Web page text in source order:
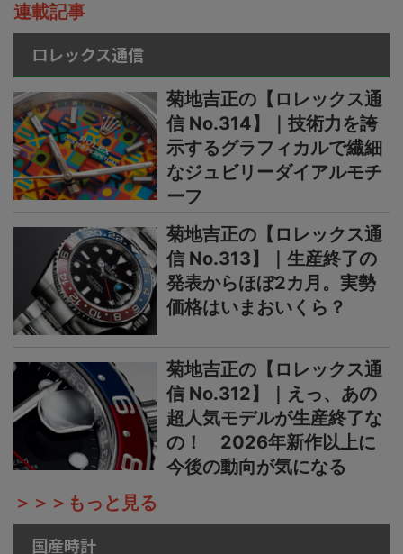
連載記事
ロレックス通信
菊地吉正の【ロレックス通
信 No.314】｜技術力を誇
示するグラフィカルで繊細
なジュビリーダイアルモチ
ーフ
菊地吉正の【ロレックス通
信 No.313】｜生産終了の
発表からほぼ2カ月。実勢
価格はいまおいくら？
菊地吉正の【ロレックス通
信 No.312】｜えっ、あの
超人気モデルが生産終了な
の！ 2026年新作以上に
今後の動向が気になる
＞＞＞もっと見る
国産時計